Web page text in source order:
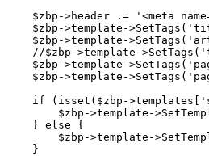
$zbp->header .= '<meta
$zbp->template-
$zbp->template-
//$zbp->template-
$zbp->template-
$zbp->template-
if (isset($zbp-
$zbp->template-
} else {
$zbp->template-
}